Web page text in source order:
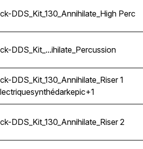
DDS_Kit_130_Annihilate_High Perc
DDS_Kit_130_Annihilate_High Perc
DDS_Kit_130_Annihilate_Percussion
DDS_Kit_...ihilate_Percussion
DDS_Kit_130_Annihilate_Riser 1
DDS_Kit_130_Annihilate_Riser 1
synthédarkepic+1
DDS_Kit_130_Annihilate_Riser 2
DDS_Kit_130_Annihilate_Riser 2